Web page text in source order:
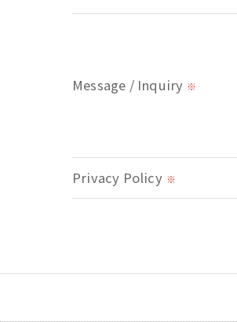
Message / Inquiry ※
Privacy Policy ※